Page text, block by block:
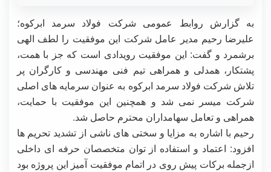
به گزارش روابط عمومی شرکت فولاد سرمد ابرکوه؛
علیرضا رحیم مدیر عامل شرکت این موفقیت را لطف الهی
برشمرد و گفت: این موفقیت رویدادی است که جز با همت،
پشتکار، همدلی و همراهی تیم فنی مهندسی و کارگران پر
تلاش شرکت فولاد سرمد ابرکوه به عنوان سرمایه های اصلی
شرکت میسر نمی شد و همچنین این موفقیت با حمایت،
همراهی و تعامل سهامداران محترم حاصل شد.
رحیم با اشاره به مزایا و سختی های ناشی از تشدید تحریم ها
افزود: اعتماد و استفاده از توان متخصصان حرفه ای داخلی
ازجمله برکات پیش روی در اتمام موفقیت آمیز این پروژه بود